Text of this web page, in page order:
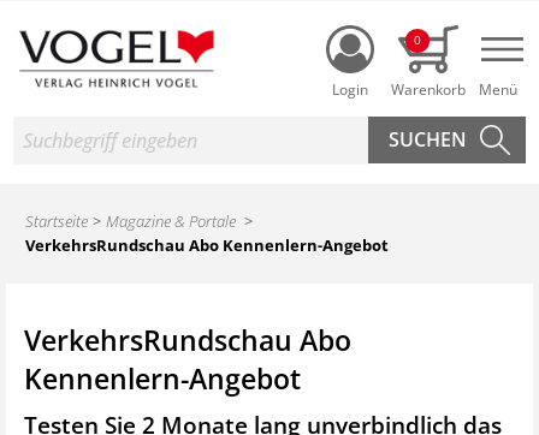
Login
0
Suche
Startseite
Magazine & Portale
VerkehrsRundschau Abo Kennenlern-Angebot
VerkehrsRundschau Abo
Kennenlern-Angebot
Testen Sie 2 Monate lang unverbindlich das